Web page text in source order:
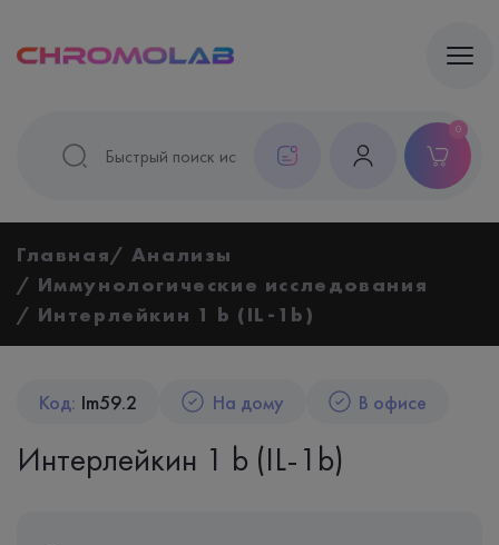
0
Главная
Анализы
Иммунологические исследования
Интерлейкин 1 b (IL-1b)
Код: Im59.2 На дому В офисе
Интерлейкин 1 b (IL-1b)